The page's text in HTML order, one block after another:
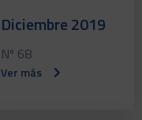
Diciembre 2019
Nº 68
Ver más